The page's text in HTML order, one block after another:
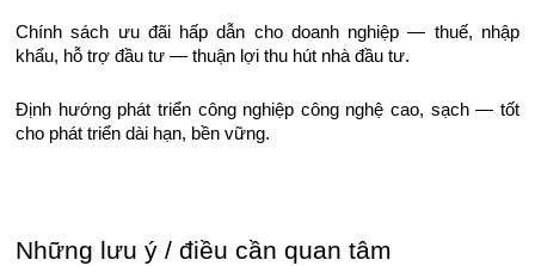
Chính sách ưu đãi hấp dẫn cho doanh nghiệp — thuế, nhập
khẩu, hỗ trợ đầu tư — thuận lợi thu hút nhà đầu tư.
Định hướng phát triển công nghiệp công nghệ cao, sạch — tốt
cho phát triển dài hạn, bền vững.
Những lưu ý / điều cần quan tâm